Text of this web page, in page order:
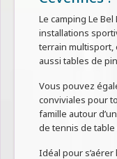
Le camping Le
installations
terrain multisport,
aussi tables de
Vous pouvez
conviviales pour
famille autour
de tennis de
Idéal pour